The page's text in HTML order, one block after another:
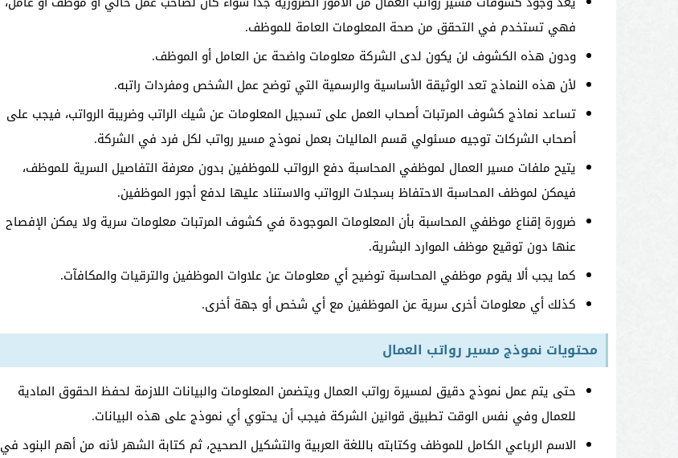
فهي تستخدم في التحقق من صحة المعلومات العامة للموظف.
ودون هذه الكشوف لن يكون لدى الشركة معلومات واضحة عن العامل أو الموظف.
لأن هذه النماذج تعد الوثيقة الأساسية والرسمية التي توضح عمل الشخص ومفردات راتبه.
تساعد نماذج كشوف المرتبات أصحاب العمل على تسجيل المعلومات عن شيك الراتب وضريبة الرواتب، فيجب على
أصحاب الشركات توجيه مسئولي قسم الماليات بعمل نموذج مسير رواتب لكل فرد في الشركة.
يتيح ملفات مسير العمال لموظفي المحاسبة دفع الرواتب للموظفين بدون معرفة التفاصيل السرية للموظف،
فيمكن لموظف المحاسبة الاحتفاظ بسجلات الرواتب والاستناد عليها لدفع أجور الموظفين.
ضرورة إقناع موظفي المحاسبة بأن المعلومات الموجودة في كشوف المرتبات معلومات سرية ولا يمكن الإفصاح
عنها دون توقيع موظف الموارد البشرية.
كما يجب ألا يقوم موظفي المحاسبة توضيح أي معلومات عن علاوات الموظفين والترقيات والمكافآت.
كذلك أي معلومات أخرى سرية عن الموظفين مع أي شخص أو جهة أخرى.
محتويات نموذج مسير رواتب العمال
حتى يتم عمل نموذج دقيق لمسيرة رواتب العمال ويتضمن المعلومات والبيانات اللازمة لحفظ الحقوق المادية
للعمال وفي نفس الوقت تطبيق قوانين الشركة فيجب أن يحتوي أي نموذج على هذه البيانات.
الاسم الرباعي الكامل للموظف وكتابته باللغة العربية والتشكيل الصحيح، ثم كتابة الشهر لأنه من أهم البنود في